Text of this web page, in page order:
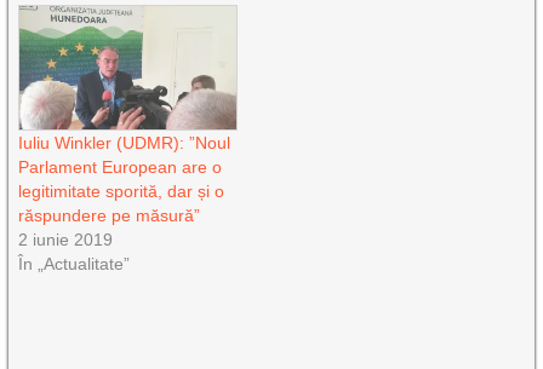
Iuliu Winkler (UDMR): ”Noul
Parlament European are o
legitimitate sporită, dar și o
răspundere pe măsură”
2 iunie 2019
În „Actualitate”